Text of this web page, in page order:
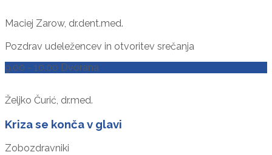
Maciej Zarow, dr.dent.med.
Pozdrav udeležencev in otvoritev srečanja
9.00 - 10.00 Dvorana
Željko Čurić, dr.med.
Kriza se konča v glavi
Zobozdravniki